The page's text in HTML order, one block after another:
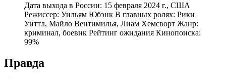
Дата выхода в России: 15 февраля 2024 г., США
Режиссер: Уильям Юбэнк В главных ролях: Рики
Уиттл, Майло Вентимилья, Лиам Хемсворт Жанр:
криминал, боевик Рейтинг ожидания Кинопоиска:
99%
Правда